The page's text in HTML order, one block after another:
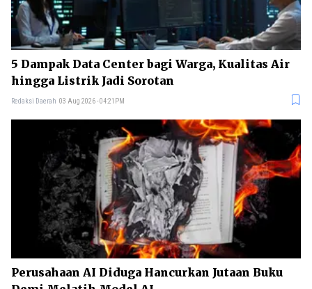
5 Dampak Data Center bagi Warga, Kualitas Air
hingga Listrik Jadi Sorotan
Redaksi Daerah 03 Aug 2026 - 04:21PM
Perusahaan AI Diduga Hancurkan Jutaan Buku